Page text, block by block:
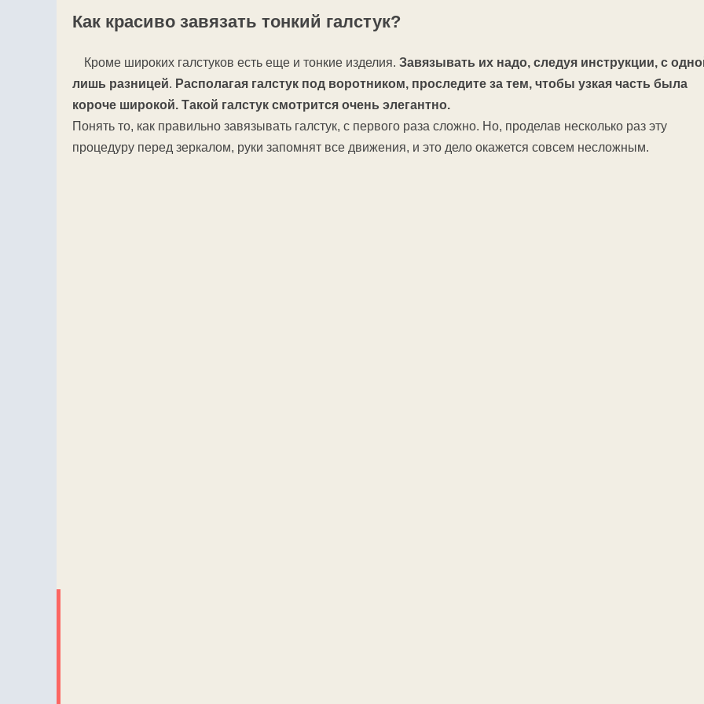
Как красиво завязать тонкий галстук?
Кроме широких галстуков есть еще и тонкие изделия. Завязывать их надо, следуя инструкции, с
лишь разницей. Располагая галстук под воротником, проследите за тем, чтобы узкая часть была
короче широкой. Такой галстук смотрится очень элегантно.
Понять то, как правильно завязывать галстук, с первого раза сложно. Но, проделав несколько раз эту
процедуру перед зеркалом, руки запомнят все движения, и это дело окажется совсем несложным.